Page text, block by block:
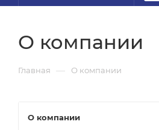
О компании
Главная — О компании
О компании